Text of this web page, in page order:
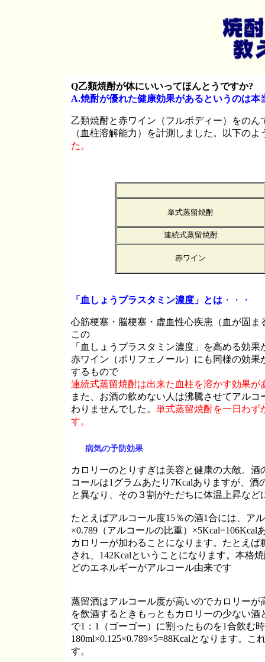
Q乙類焼酎が体にいいってほんとうですか?
A.焼酎が優れた健康効果があるというのは本
乙類焼酎と赤ワイン（フルボディー）をの
（血柱溶解能力）を計測しました。以下のよ
た。
単式蒸留焼酎
連続式蒸留焼酎
赤ワイン
「血しょうプラスタミン濃度」とは ・・・
心筋梗塞・脳梗塞・虚血性心疾患（血が固
この
「血しょうプラスタミン濃度」を高める効
赤ワイン（ポリフェノール）にも同様の効
するもので
連続式蒸留焼酎は出来た血柱を溶かす効果が
また、お酒の飲めない人は沸騰させてアル
わりませんでした。 単式蒸留焼酎を一日わず
す。
病気の予防効果
カロリーのとりすぎは美容と健康の大敵。
コールは1グラムあたり7Kcalありますが、
と異なり、その３割がただちに体温上昇な
たとえばアルコール度15％の酒1合には、ア
×0.789（アルコールの比重）
カロリーが加わることになります。たとえば
され、142Kcalということになります。本格
どのエネルギーがアルコール由来です
蒸留酒はアルコール度が高いのでカロリー
を飲酒するときもっともカロリーの少ない酒
で1：1（ゴーゴー）に割ったものを1合飲む
180ml×0.125×0.789×5=88Kcalとなります。
す。